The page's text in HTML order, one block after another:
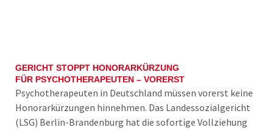
GERICHT STOPPT HONORARKÜRZUNG
FÜR PSYCHOTHERAPEUTEN – VORERST
Psychotherapeuten in Deutschland müssen vorerst keine
Honorarkürzungen hinnehmen. Das Landessozialgericht
(LSG) Berlin-Brandenburg hat die sofortige Vollziehung